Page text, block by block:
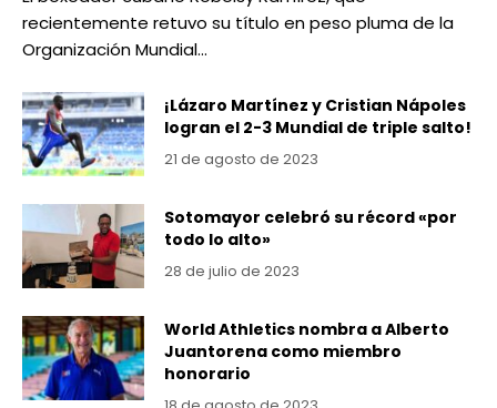
recientemente retuvo su título en peso pluma de la
Organización Mundial…
¡Lázaro Martínez y Cristian Nápoles
logran el 2-3 Mundial de triple salto!
21 de agosto de 2023
Sotomayor celebró su récord «por
todo lo alto»
28 de julio de 2023
World Athletics nombra a Alberto
Juantorena como miembro
honorario